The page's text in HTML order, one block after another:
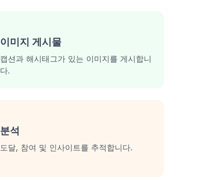
이미지 게시물
캡션과 해시태그가 있는 이미지를 게시합니
다.
분석
도달, 참여 및 인사이트를 추적합니다.